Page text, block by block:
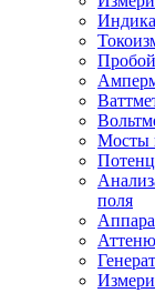
Мосты
поля